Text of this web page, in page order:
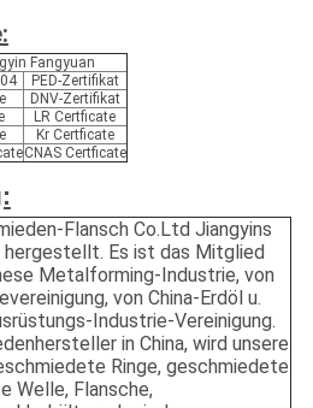
Fangyuan
PED-Zertifikat
DNV-Zertifikat
LR Certficate
Kr Certficate
CNAS Certficate
Flansch Co.Ltd Jiangyins
hergestellt. Es ist das Mitglied
Metalforming-Industrie, von
von China-Erdöl u.
Industrie-Vereinigung.
in China, wird unsere
Ringe, geschmiedete
Welle, Flansche,